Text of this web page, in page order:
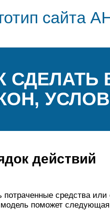
СДЕЛАТЬ
действий
потраченные средства
поможет следующая